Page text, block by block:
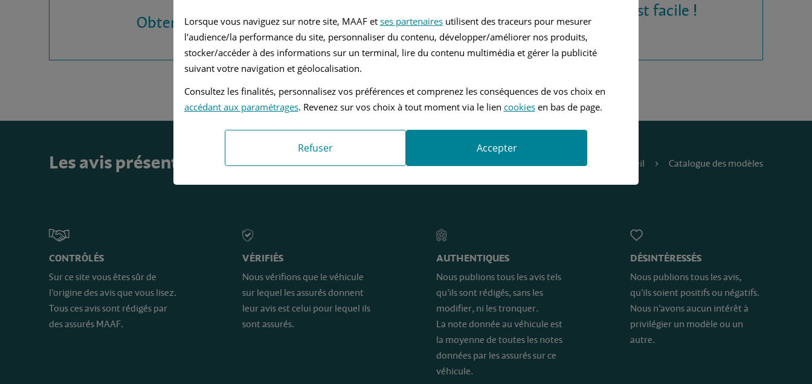
Obtenez vos devis MAAF
Avec le crédit auto, c'est facile !
Les avis présents sur ce site sont… Accueil Catalogue des modèles
CONTRÔLÉS
Sur ce site vous êtes sûr de
l’origine des avis que vous lisez.
Tous ces avis sont rédigés par
des assurés MAAF.
VÉRIFIÉS
Nous vérifions que le véhicule
sur lequel les assurés donnent
leur avis est celui pour lequel ils
sont assurés.
AUTHENTIQUES
Nous publions tous les avis tels
qu’ils sont rédigés, sans les
modifier, ni les tronquer.
La note donnée au véhicule est
la moyenne de toutes les notes
données par les assurés sur ce
véhicule.
DÉSINTÉRESSÉS
Nous publions tous les avis,
qu’ils soient positifs ou négatifs.
Nous n’avons aucun intérêt à
privilégier un modèle ou un
autre.
Lorsque vous naviguez sur notre site, MAAF et ses partenairesutilisent des traceurs pour mesurer
l'audience/la performance du site, personnaliser du contenu, développer/améliorer nos produits,
stocker/accéder à des informations sur un terminal, lire du contenu multimédia et gérer la publicité
suivant votre navigation et géolocalisation.
Consultez les finalités, personnalisez vos préférences et comprenez les conséquences de vos choix en
accédant aux paramétrages. Revenez sur vos choix à tout moment via le lien cookiesen bas de page.
Refuser Accepter